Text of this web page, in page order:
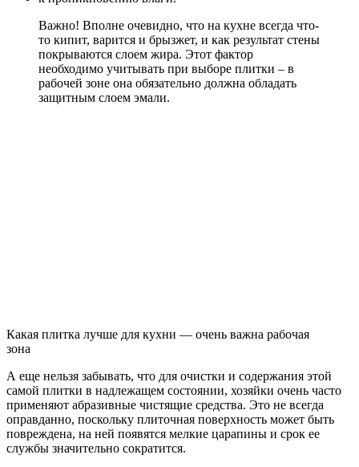
Важно! Вполне очевидно, что на кухне всегда что-
то кипит, варится и брызжет, и как результат стены
покрываются слоем жира. Этот фактор
необходимо учитывать при выборе плитки – в
рабочей зоне она обязательно должна обладать
защитным слоем эмали.
Какая плитка лучше для кухни — очень важна рабочая
зона
А еще нельзя забывать, что для очистки и содержания этой
самой плитки в надлежащем состоянии, хозяйки очень часто
применяют абразивные чистящие средства. Это не всегда
оправданно, поскольку плиточная поверхность может быть
повреждена, на ней появятся мелкие царапины и срок ее
службы значительно сократится.